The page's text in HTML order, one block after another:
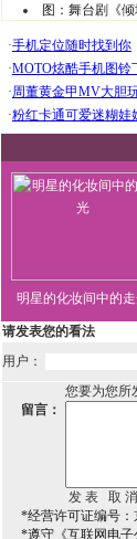
图：舞台剧《
明星的化妆间中的
请发表您的看法
用户：
您要为您所
留言：
*经营许可证编号：
*遵守《互联网电子